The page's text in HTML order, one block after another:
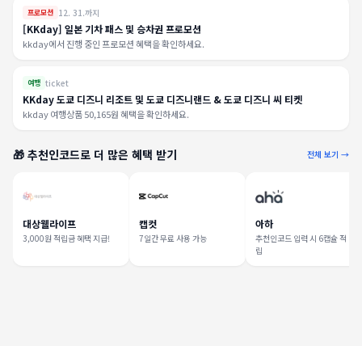
프로모션 12. 31.까지
[KKday] 일본 기차 패스 및 승차권 프로모션
kkday에서 진행 중인 프로모션 혜택을 확인하세요.
여행 ticket
KKday 도쿄 디즈니 리조트 및 도쿄 디즈니랜드 & 도쿄 디즈니 씨 티켓
kkday 여행상품 50,165원 혜택을 확인하세요.
🎁 추천인코드로 더 많은 혜택 받기 전체 보기 →
대상웰라이프
3,000원 적립금 혜택 지급!
캡컷
7일간 무료 사용 가능
아하
추천인코드 입력 시 6캡슐 적
립